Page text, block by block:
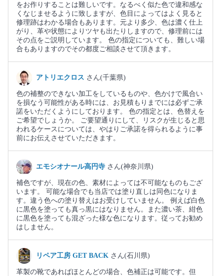
をお作りすることは難しいです。なるべく似た色で違和感な
くなじませるように致しますが、色目によってはよく見ると
修理跡はわかる場合もあります。元より多少、色は濃く仕上
がり、革や状態によりツヤも出たりしますので、修理前には
その点をご説明しています。 色の指定についても、難しい場
合もありますのでその都度ご相談させて頂きます。
アトリエクロス さん(千葉県)
色の補整のできない加工をしているものや、色かけで風合い
を損なう可能性がある時には、お見積もりまでには必ずご承
諾をいただくようにしております。 色の指定とは、色替えを
ご希望でしょうか。 ご要望通りにして、リスクが生じると思
われるケースについては、やはりご承諾を得られるように事
前にお伝えさせていただきます。
エモシオナール高円寺 さん(神奈川県)
補色ですが、現在の色、素材によっては不可能なものもござ
います。 可能な場合でも当店では塗り直しは同色になりま
す。違う色への塗り替えはお受けしていません。 例えば白色
に黒色を塗っても真っ黒にはなりません。また濃い茶、紺色
に黒色を塗っても混ざった様な色になります。従ってお勧め
はしません。
リペア工房 GET BACK さん(石川県)
革製の靴であればほとんどの場合、色補正は可能です。但